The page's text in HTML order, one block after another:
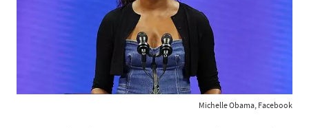
Michelle Obama, Facebook